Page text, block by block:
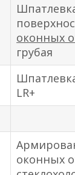
оконных
грубая
LR+
оконных